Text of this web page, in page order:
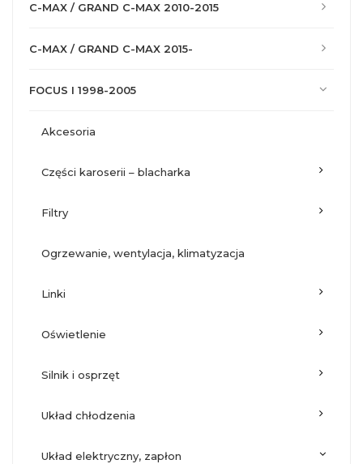
C-MAX / GRAND C-MAX 2010-2015
C-MAX / GRAND C-MAX 2015-
FOCUS I 1998-2005
akcesoria
części karoserii – blacharka
filtry
ogrzewanie, wentylacja, klimatyzacja
linki
oświetlenie
silnik i osprzęt
układ chłodzenia
układ elektryczny, zapłon